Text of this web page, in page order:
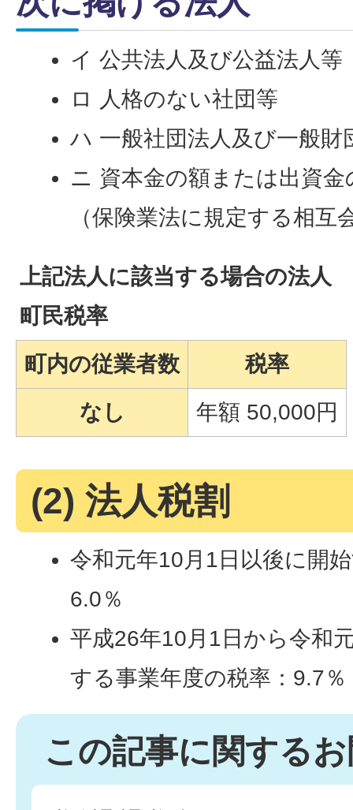
イ 公共法人及び公益法人等
ロ 人格のない社団等
ハ 一般社団法人及び一般財
ニ 資本金の額または出資
（保険業法に規定する相互
上記法人に該当する場合の法人
町民税率
町内の従業者数
税率
なし
年額 50,000円
(2) 法人税割
令和元年10月1日以後に開
6.0％
平成26年10月1日から令和
する事業年度の税率：9.7％
この記事に関する